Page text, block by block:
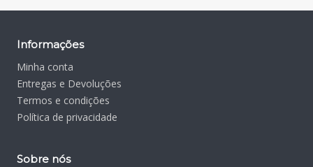
Informações
Minha conta
Entregas e Devoluções
Termos e condições
Política de privacidade
Sobre nós